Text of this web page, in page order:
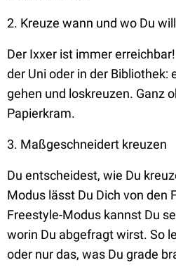
2. Kreuze wann und wo Du
Der Ixxer ist immer
der Uni oder in der Bibliothek:
gehen und loskreuzen. Ganz
Papierkram.
3. Maßgeschneidert kreuzen
Du entscheidest, wie Du
Modus lässt Du Dich von den
Freestyle-Modus kannst Du
worin Du abgefragt wirst. So
oder nur das, was Du grade